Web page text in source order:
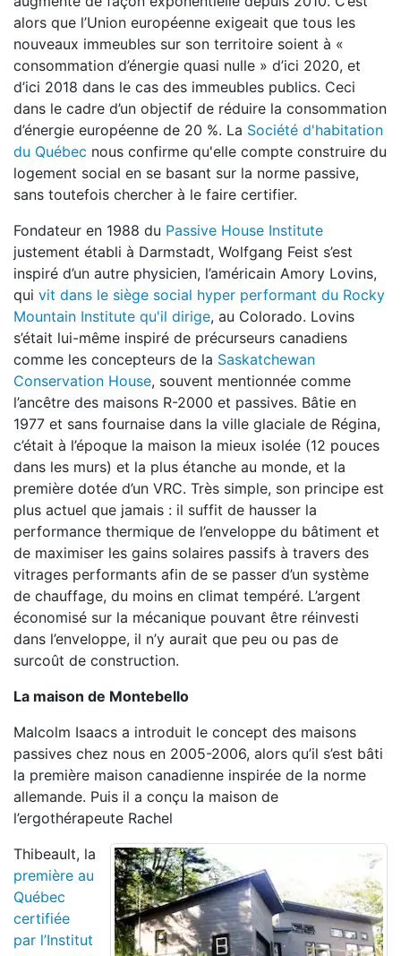
alors que l’Union européenne exigeait que tous les
nouveaux immeubles sur son territoire soient à «
consommation d’énergie quasi nulle » d’ici 2020, et
d’ici 2018 dans le cas des immeubles publics. Ceci
dans le cadre d’un objectif de réduire la consommation
d’énergie européenne de 20 %. La Société d'habitation
du Québec nous confirme qu'elle compte construire du
logement social en se basant sur la norme passive,
sans toutefois chercher à le faire certifier.
Fondateur en 1988 du Passive House Institute
justement établi à Darmstadt, Wolfgang Feist s’est
inspiré d’un autre physicien, l’américain Amory Lovins,
qui vit dans le siège social hyper performant du Rocky
Mountain Institute qu'il dirige, au Colorado. Lovins
s’était lui-même inspiré de précurseurs canadiens
comme les concepteurs de la Saskatchewan
Conservation House, souvent mentionnée comme
l’ancêtre des maisons R-2000 et passives. Bâtie en
1977 et sans fournaise dans la ville glaciale de Régina,
c’était à l’époque la maison la mieux isolée (12 pouces
dans les murs) et la plus étanche au monde, et la
première dotée d’un VRC. Très simple, son principe est
plus actuel que jamais : il suffit de hausser la
performance thermique de l’enveloppe du bâtiment et
de maximiser les gains solaires passifs à travers des
vitrages performants afin de se passer d’un système
de chauffage, du moins en climat tempéré. L’argent
économisé sur la mécanique pouvant être réinvesti
dans l’enveloppe, il n’y aurait que peu ou pas de
surcoût de construction.
La maison de Montebello
Malcolm Isaacs a introduit le concept des maisons
passives chez nous en 2005-2006, alors qu’il s’est bâti
la première maison canadienne inspirée de la norme
allemande. Puis il a conçu la maison de
l’ergothérapeute Rachel
Thibeault, la
première au
Québec
certifiée
par l’Institut